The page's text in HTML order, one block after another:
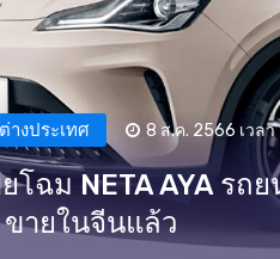
างประเทศ 8 ส.ค. 2566 เวลา
ยโฉม NETA AYA ร
ายในจีนแล้ว